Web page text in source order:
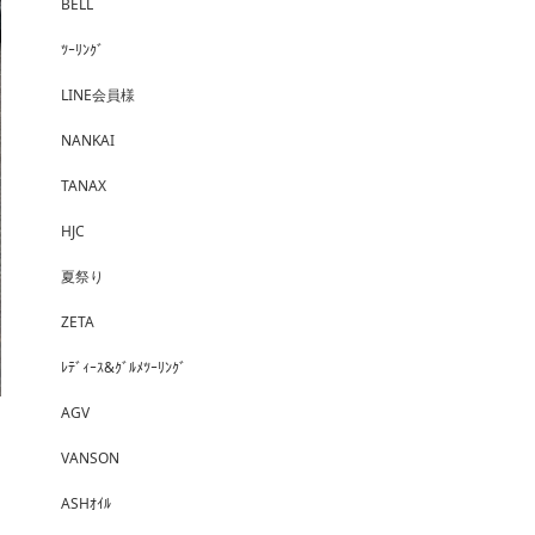
BELL
ﾂｰﾘﾝｸﾞ
LINE会員様
NANKAI
TANAX
HJC
夏祭り
ZETA
ﾚﾃﾞｨｰｽ&ｸﾞﾙﾒﾂｰﾘﾝｸﾞ
AGV
VANSON
ASHｵｲﾙ